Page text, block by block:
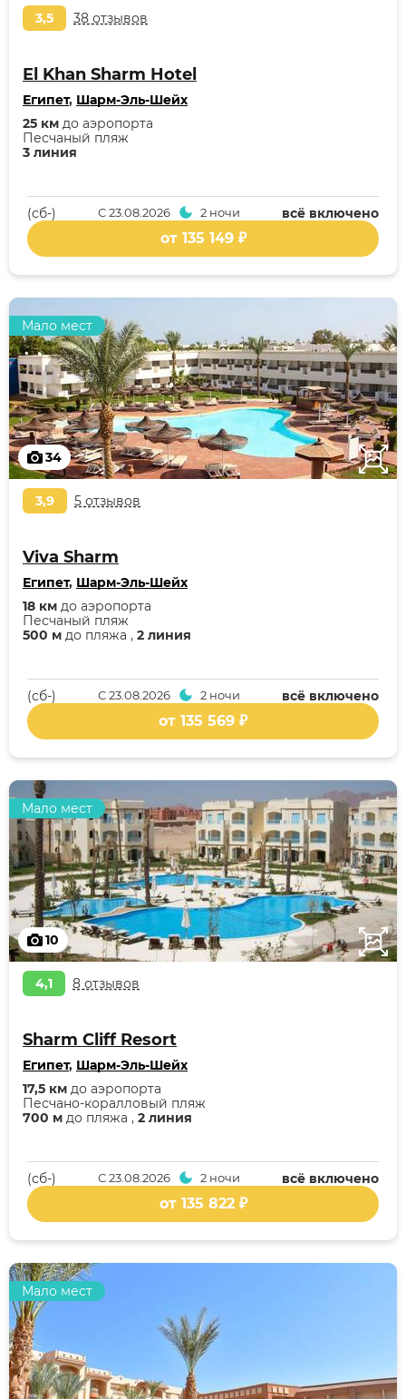
3,5 38 отзывов
El Khan Sharm Hotel
Египет, Шарм-Эль-Шейх
3 линия
Песчаный пляж
25 км до аэропорта
всё включено
С23.08.2026 2 ночи
(cб-)
от 135 149 ₽
34
Мало мест
3,9 5 отзывов
Viva Sharm
Египет, Шарм-Эль-Шейх
500 м до пляжа , 2 линия
Песчаный пляж
18 км до аэропорта
всё включено
С23.08.2026 2 ночи
(cб-)
от 135 569 ₽
10
Мало мест
4,1 8 отзывов
Sharm Cliff Resort
Египет, Шарм-Эль-Шейх
700 м до пляжа , 2 линия
Песчано-коралловый пляж
17,5 км до аэропорта
всё включено
С23.08.2026 2 ночи
(cб-)
от 135 822 ₽
Мало мест